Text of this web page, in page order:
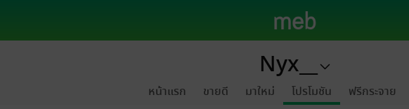
Nyx__
หน้าแรก ขายดี มาใหม่ โปรโมชัน ฟรีกระจาย